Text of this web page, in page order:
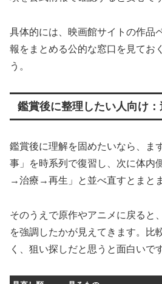
具体的には、映画館サイトの作品
報をまとめる公的な窓口を見てお
う。
鑑賞後に整理したい人向け
鑑賞後に理解を固めたいなら、ま
事」を時系列で復習し、次に体内
→治療→再生」と並べ直すとまとま
そのうえで原作やアニメに戻ると
を強調したかが見えてきます。比
く、狙い探しだと思うと面白いで